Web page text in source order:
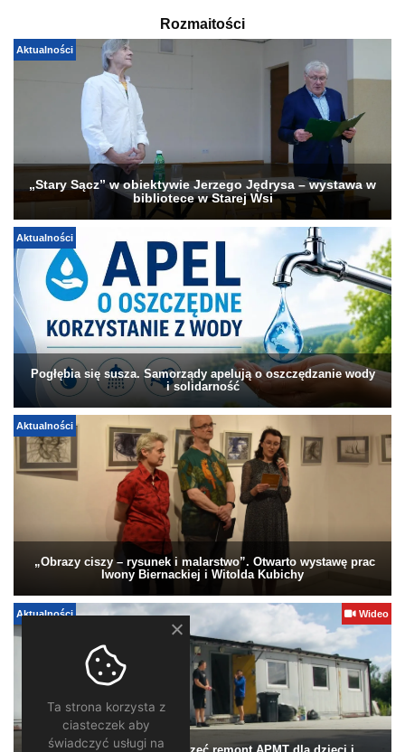
Rozmaitości
Aktualności
„Stary Sącz” w obiektywie Jerzego Jędrysa – wystawa w
bibliotece w Starej Wsi
Aktualności
Pogłębia się susza. Samorządy apelują o oszczędzanie wody
i solidarność
Aktualności
„Obrazy ciszy – rysunek i malarstwo”. Otwarto wystawę prac
Iwony Biernackiej i Witolda Kubichy
Aktualności Wideo
Ta strona korzysta z
ciasteczek aby
świadczyć usługi na